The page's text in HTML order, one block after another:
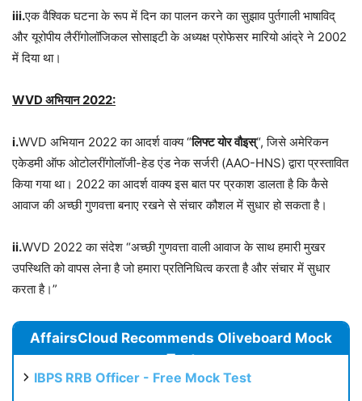
iii.एक वैश्विक घटना के रूप में दिन का पालन करने का सुझाव पुर्तगाली भाषाविद्
और यूरोपीय लैरींगोलॉजिकल सोसाइटी के अध्यक्ष प्रोफेसर मारियो आंद्रे ने 2002
में दिया था।
WVD अभियान 2022:
i.WVD अभियान 2022 का आदर्श वाक्य “लिफ्ट योर वौइस्“, जिसे अमेरिकन
एकेडमी ऑफ ओटोलरींगोलॉजी-हेड एंड नेक सर्जरी (AAO-HNS) द्वारा प्रस्तावित
किया गया था। 2022 का आदर्श वाक्य इस बात पर प्रकाश डालता है कि कैसे
आवाज की अच्छी गुणवत्ता बनाए रखने से संचार कौशल में सुधार हो सकता है।
ii.WVD 2022 का संदेश “अच्छी गुणवत्ता वाली आवाज के साथ हमारी मुखर
उपस्थिति को वापस लेना है जो हमारा प्रतिनिधित्व करता है और संचार में सुधार
करता है।”
AffairsCloud Recommends Oliveboard Mock
Test
IBPS RRB Officer - Free Mock Test